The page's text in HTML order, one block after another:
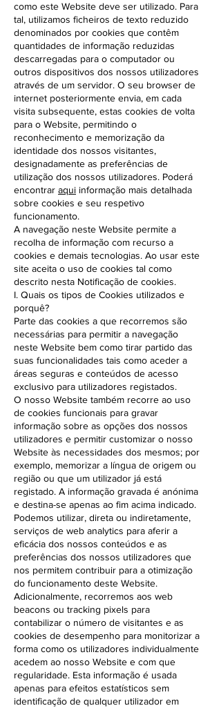
como este Website deve ser utilizado. Para
tal, utilizamos ficheiros de texto reduzido
denominados por cookies que contêm
quantidades de informação reduzidas
descarregadas para o computador ou
outros dispositivos dos nossos utilizadores
através de um servidor. O seu browser de
internet posteriormente envia, em cada
visita subsequente, estas cookies de volta
para o Website, permitindo o
reconhecimento e memorização da
identidade dos nossos visitantes,
designadamente as preferências de
utilização dos nossos utilizadores. Poderá
encontrar aqui informação mais detalhada
sobre cookies e seu respetivo
funcionamento.
A navegação neste Website permite a
recolha de informação com recurso a
cookies e demais tecnologias. Ao usar este
site aceita o uso de cookies tal como
descrito nesta Notificação de cookies.
I. Quais os tipos de Cookies utilizados e
porquê?
Parte das cookies a que recorremos são
necessárias para permitir a navegação
neste Website bem como tirar partido das
suas funcionalidades tais como aceder a
áreas seguras e conteúdos de acesso
exclusivo para utilizadores registados.
O nosso Website também recorre ao uso
de cookies funcionais para gravar
informação sobre as opções dos nossos
utilizadores e permitir customizar o nosso
Website às necessidades dos mesmos; por
exemplo, memorizar a língua de origem ou
região ou que um utilizador já está
registado. A informação gravada é anónima
e destina-se apenas ao fim acima indicado.
Podemos utilizar, direta ou indiretamente,
serviços de web analytics para aferir a
eficácia dos nossos conteúdos e as
preferências dos nossos utilizadores que
nos permitem contribuir para a otimização
do funcionamento deste Website.
Adicionalmente, recorremos aos web
beacons ou tracking pixels para
contabilizar o número de visitantes e as
cookies de desempenho para monitorizar a
forma como os utilizadores individualmente
acedem ao nosso Website e com que
regularidade. Esta informação é usada
apenas para efeitos estatísticos sem
identificação de qualquer utilizador em